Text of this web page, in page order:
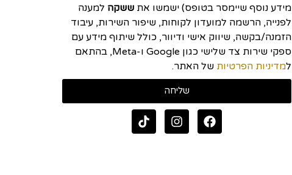
מידע נוסף שיימסר בטופס) ישמשו אתששקה למענה
לפנייה, הרשמה למועדון לקוחות, שיפור השירות, עיבוד
הזמנה/בקשה, שיווק אישי ודיוור, כולל שיתוף מידע עם
ספקי שירות צד שלישי כגון Google ו-Meta, בהתאם
למדיניות הפרטיות של האתר.
שליחה